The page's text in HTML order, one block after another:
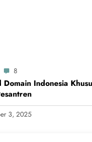
8
Domain Indonesia
3, 2025